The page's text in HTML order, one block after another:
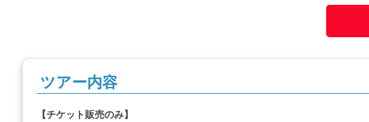
ツアー内容
【チケット販売のみ】